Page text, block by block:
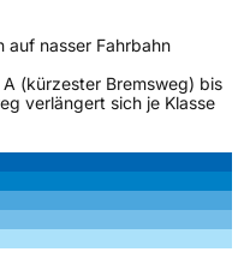
Symbol
auf nasser Fahrbahn
(kürzester Bremsweg) bis
verlängert sich je Klasse